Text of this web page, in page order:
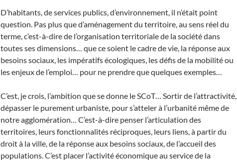
D’habitants, de services publics, d’environnement, il n’était point
question. Pas plus que d’aménagement du territoire, au sens réel du
terme, c’est-à-dire de l’organisation territoriale de la société dans
toutes ses dimensions… que ce soient le cadre de vie, la réponse aux
besoins sociaux, les impératifs écologiques, les défis de la mobilité ou
les enjeux de l’emploi… pour ne prendre que quelques exemples…
C’est, je crois, l’ambition que se donne le SCoT… Sortir de l’attractivité,
dépasser le purement urbaniste, pour s’atteler à l’urbanité même de
notre agglomération… C’est-à-dire penser l’articulation des
territoires, leurs fonctionnalités réciproques, leurs liens, à partir du
droit à la ville, de la réponse aux besoins sociaux, de l’accueil des
populations. C’est placer l’activité économique au service de la